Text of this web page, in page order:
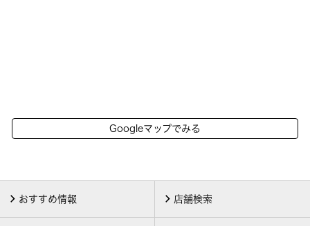
Googleマップでみる
おすすめ情報 店舗検索